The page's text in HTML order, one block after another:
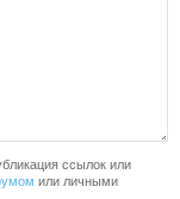
ссылок или
или личными